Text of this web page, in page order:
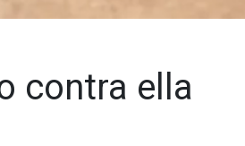
contra ella